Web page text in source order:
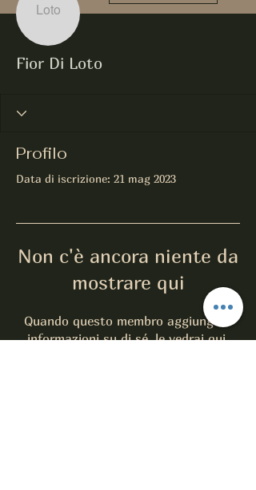
Fior Di Loto
Profilo
Data di iscrizione: 21 mag 2023
Non c'è ancora niente da
mostrare qui
Quando questo membro aggiungerà
informazioni su di sé, le vedrai qui.